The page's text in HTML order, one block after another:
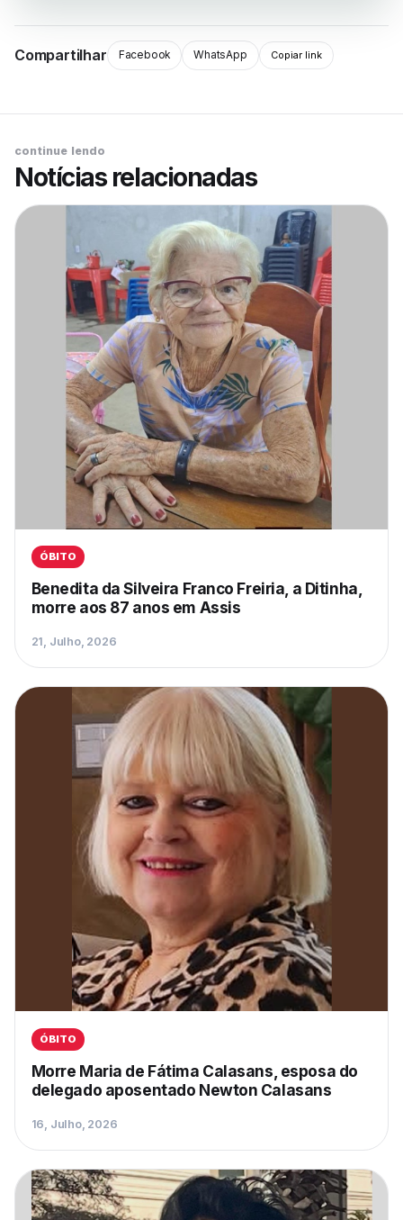
Compartilhar Facebook WhatsApp Copiar link
continue lendo
Notícias relacionadas
ÓBITO
Benedita da Silveira Franco Freiria, a Ditinha,
morre aos 87 anos em Assis
21, Julho, 2026
ÓBITO
Morre Maria de Fátima Calasans, esposa do
delegado aposentado Newton Calasans
16, Julho, 2026